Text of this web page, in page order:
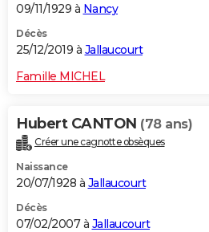
09/11/1929 à Nancy
Décès
25/12/2019 à Jallaucourt
Famille MICHEL
Hubert CANTON (78 ans)
Créer une cagnotte obsèques
Naissance
20/07/1928 à Jallaucourt
Décès
07/02/2007 à Jallaucourt